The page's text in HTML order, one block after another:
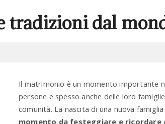
tradizioni dal
Il matrimonio è un momento importante
persone e spesso anche delle loro
comunità. La nascita di una nuova famiglia
momento da festeggiare e ricordare